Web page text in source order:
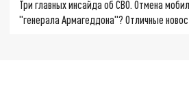
Три главных инсайда об СВО. Отмена
"генерала Армагеддона"? Отличные